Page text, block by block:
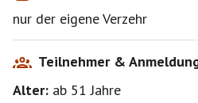
nur der eigene Verzehr
Teilnehmer &
Alter: ab 51Jahre